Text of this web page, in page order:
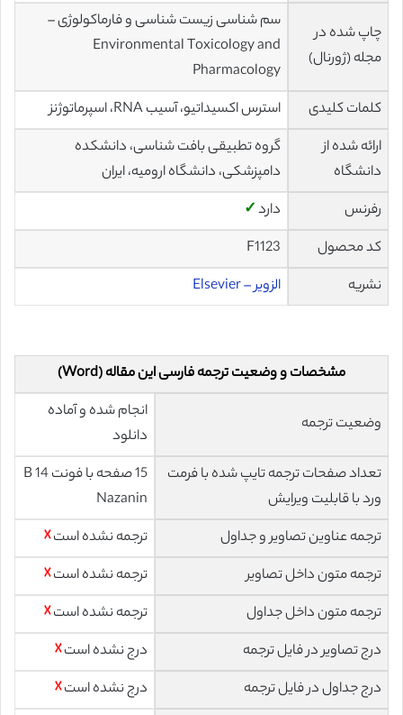
چاپ شده در
مجله (ژورنال)
سم شناسی زیست شناسی و فارماکولوژی –
Environmental Toxicology and
Pharmacology
کلمات کلیدی
استرس اکسیداتیو، آسیب RNA، اسپرماتوژنز
ارائه شده از
دانشگاه
گروه تطبیقی بافت شناسی، دانشکده
دامپزشکی، دانشگاه ارومیه، ایران
رفرنس
دارد✓
کد محصول
F1123
نشریه
الزویر – Elsevier
مشخصات و وضعیت ترجمه فارسی این مقاله (Word)
وضعیت ترجمه
انجام شده و آماده
دانلود
تعداد صفحات ترجمه تایپ شده با فرمت
ورد با قابلیت ویرایش
15 صفحه با فونت 14 B
Nazanin
ترجمه عناوین تصاویر و جداول
ترجمه نشده است☓
ترجمه متون داخل تصاویر
ترجمه نشده است☓
ترجمه متون داخل جداول
ترجمه نشده است☓
درج تصاویر در فایل ترجمه
درج نشده است☓
درج جداول در فایل ترجمه
درج نشده است☓